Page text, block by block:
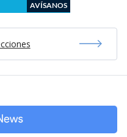
AVÍSANOS